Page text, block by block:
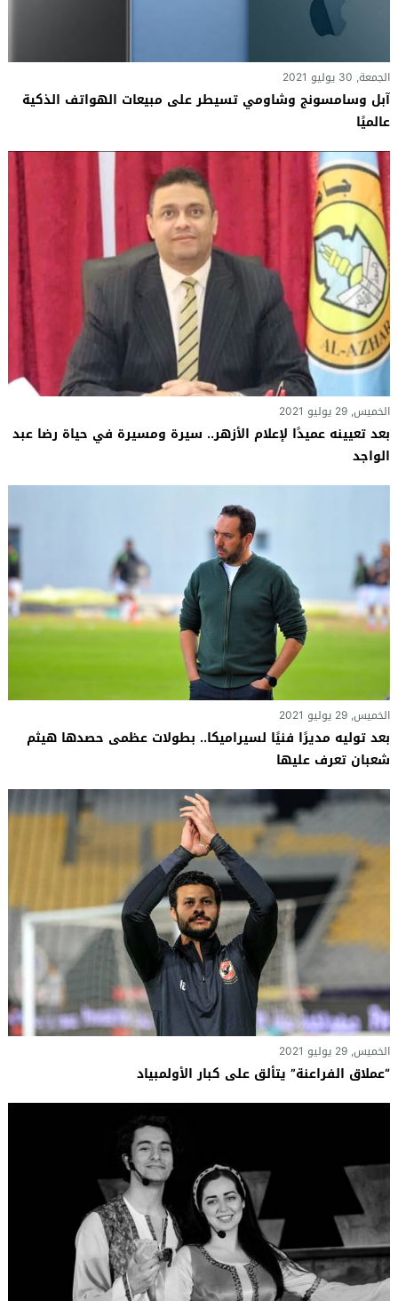
الجمعة, 30 يوليو 2021
آبل وسامسونج وشاومي تسيطر على مبيعات الهواتف الذكية
عالميًا
الخميس, 29 يوليو 2021
بعد تعيينه عميدًا لإعلام الأزهر.. سيرة ومسيرة في حياة رضا عبد
الواجد
الخميس, 29 يوليو 2021
بعد توليه مديرًا فنيًا لسيراميكا.. بطولات عظمى حصدها هيثم
شعبان تعرف عليها
الخميس, 29 يوليو 2021
“عملاق الفراعنة” يتألق على كبار الأولمبياد